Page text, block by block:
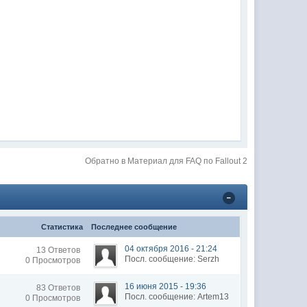
Обратно в Материал для FAQ по Fallout 2
Статистика Последнее сообщение
13 Ответов
0 Просмотров
04 октября 2016 - 21:24
Посл. сообщение: Serzh
83 Ответов
0 Просмотров
16 июня 2015 - 19:36
Посл. сообщение: Artem13